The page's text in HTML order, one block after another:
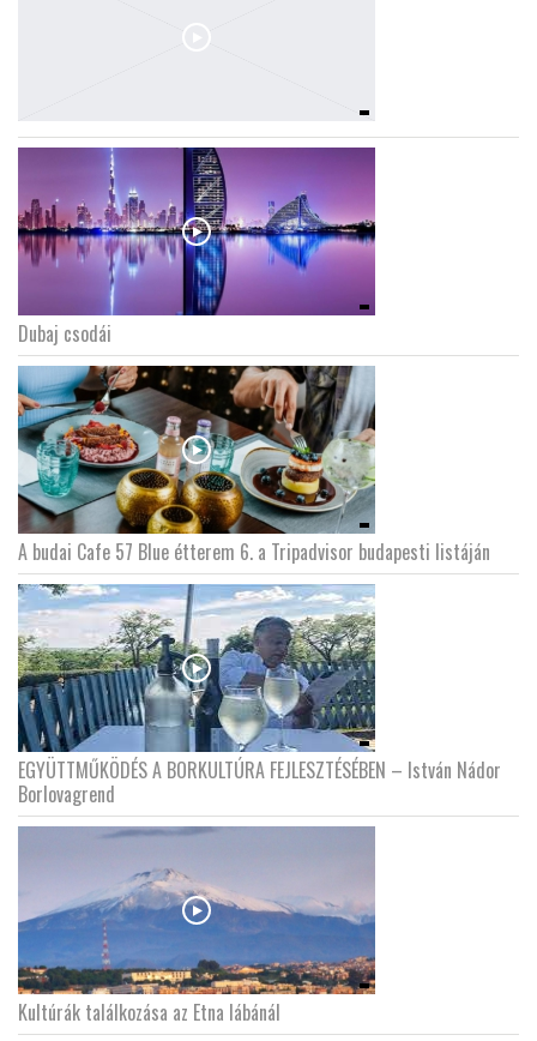
Dubaj csodái
A budai Cafe 57 Blue étterem 6. a Tripadvisor budapesti listáján
EGYÜTTMŰKÖDÉS A BORKULTÚRA FEJLESZTÉSÉBEN – István Nádor
Borlovagrend
Kultúrák találkozása az Etna lábánál